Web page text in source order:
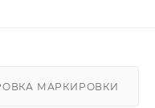
МАРКИРОВКИ